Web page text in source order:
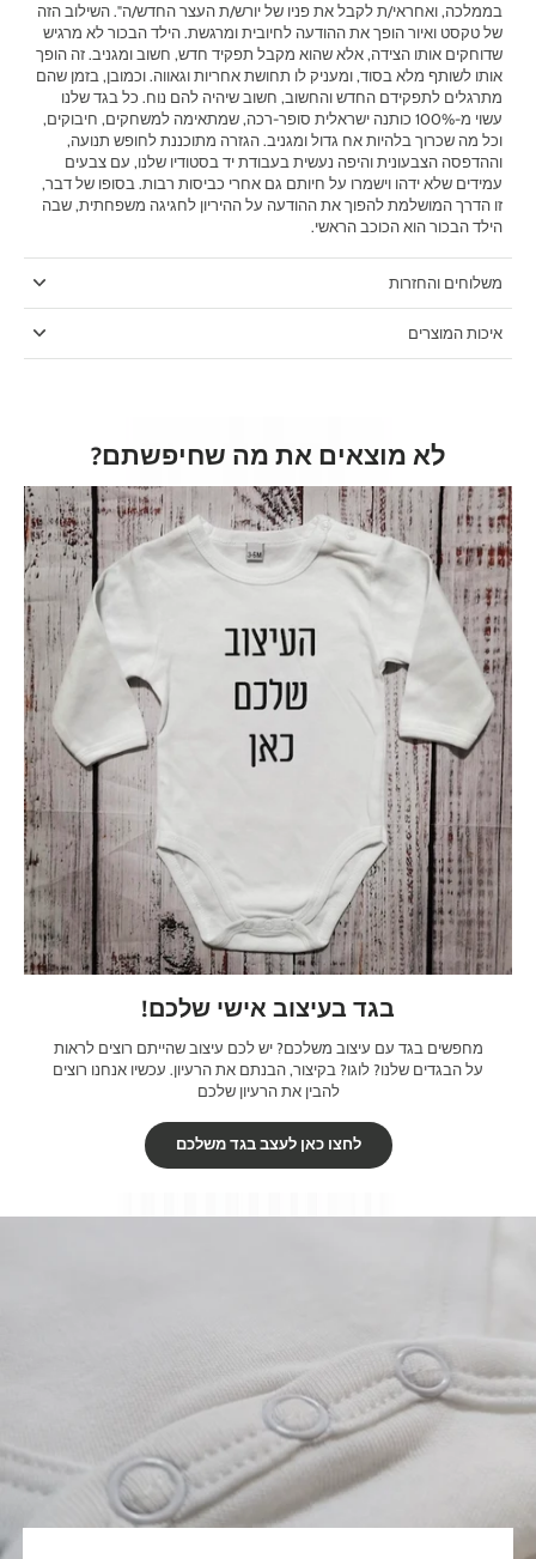
בממלכה, ואחראי/ת לקבל את פניו של יורש/ת העצר החדש/ה". השילוב הזה
של טקסט ואיור הופך את ההודעה לחיובית ומרגשת. הילד הבכור לא מרגיש
שדוחקים אותו הצידה, אלא שהוא מקבל תפקיד חדש, חשוב ומגניב. זה הופך
אותו לשותף מלא בסוד, ומעניק לו תחושת אחריות וגאווה. וכמובן, בזמן שהם
מתרגלים לתפקידם החדש והחשוב, חשוב שיהיה להם נוח. כל בגד שלנו
עשוי מ-100% כותנה ישראלית סופר-רכה, שמתאימה למשחקים, חיבוקים,
וכל מה שכרוך בלהיות אח גדול ומגניב. הגזרה מתוכננת לחופש תנועה,
וההדפסה הצבעונית והיפה נעשית בעבודת יד בסטודיו שלנו, עם צבעים
עמידים שלא ידהו וישמרו על חיותם גם אחרי כביסות רבות. בסופו של דבר,
זו הדרך המושלמת להפוך את ההודעה על ההיריון לחגיגה משפחתית, שבה
הילד הבכור הוא הכוכב הראשי.
משלוחים והחזרות
איכות המוצרים
לא מוצאים את מה שחיפשתם?
בגד בעיצוב אישי שלכם!
מחפשים בגד עם עיצוב משלכם? יש לכם עיצוב שהייתם רוצים לראות
על הבגדים שלנו? לוגו? בקיצור, הבנתם את הרעיון. עכשיו אנחנו רוצים
להבין את הרעיון שלכם
לחצו כאן לעצב בגד משלכם